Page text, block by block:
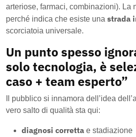
arteriose, farmaci, combinazioni). La
perché indica che esiste una strada
scorciatoia universale.
Un punto spesso
solo tecnologia, è
caso + team esperto”
Il pubblico si innamora dell’idea
vero salto di qualità sta qui:
diagnosi corretta e stadiazione